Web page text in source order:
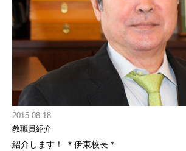
2015.08.18
教職員紹介
紹介します！ ＊伊東校長＊